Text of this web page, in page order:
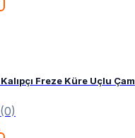
Freze Küre Uçlu Çam
(0)